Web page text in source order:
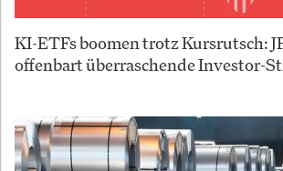
KI-ETFs boomen trotz Kursrutsch:
offenbart überraschende Investor-